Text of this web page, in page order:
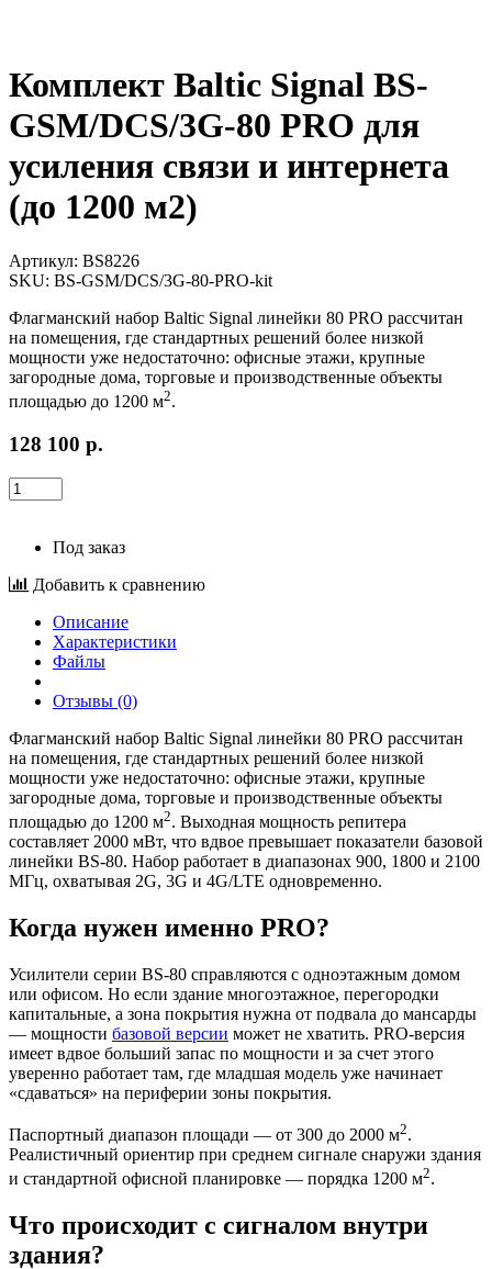
Комплект Baltic Signal BS-
GSM/DCS/3G-80 PRO для
усиления связи и интернета
(до 1200 м2)
Артикул: BS8226
SKU: BS-GSM/DCS/3G-80-PRO-kit
Флагманский набор Baltic Signal линейки 80 PRO рассчитан
на помещения, где стандартных решений более низкой
мощности уже недостаточно: офисные этажи, крупные
загородные дома, торговые и производственные объекты
площадью до 1200 м2.
128 100 р.
Под заказ
Добавить к сравнению
Описание
Характеристики
Файлы
Отзывы (0)
Флагманский набор Baltic Signal линейки 80 PRO рассчитан
на помещения, где стандартных решений более низкой
мощности уже недостаточно: офисные этажи, крупные
загородные дома, торговые и производственные объекты
площадью до 1200 м2. Выходная мощность репитера
составляет 2000 мВт, что вдвое превышает показатели базовой
линейки BS-80. Набор работает в диапазонах 900, 1800 и 2100
МГц, охватывая 2G, 3G и 4G/LTE одновременно.
Когда нужен именно PRO?
Усилители серии BS-80 справляются с одноэтажным домом
или офисом. Но если здание многоэтажное, перегородки
капитальные, а зона покрытия нужна от подвала до мансарды
— мощности базовой версии может не хватить. PRO-версия
имеет вдвое больший запас по мощности и за счет этого
уверенно работает там, где младшая модель уже начинает
«сдаваться» на периферии зоны покрытия.
Паспортный диапазон площади — от 300 до 2000 м2.
Реалистичный ориентир при среднем сигнале снаружи здания
и стандартной офисной планировке — порядка 1200 м2.
Что происходит с сигналом внутри
здания?